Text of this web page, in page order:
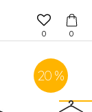
0
0
20 %